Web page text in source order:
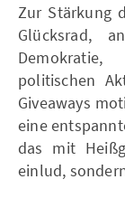
Zur Stärkung
Glücksrad,
politischen
Giveaways
eine
das mit
einlud,